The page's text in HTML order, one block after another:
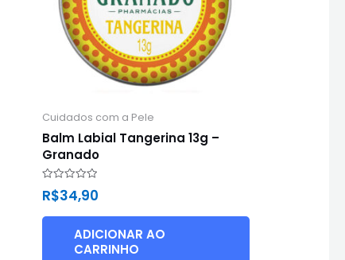
Cuidados com a Pele
Balm Labial Tangerina 13g –
Granado
Avaliação
0
5
R$34,90
ADICIONAR AO
CARRINHO